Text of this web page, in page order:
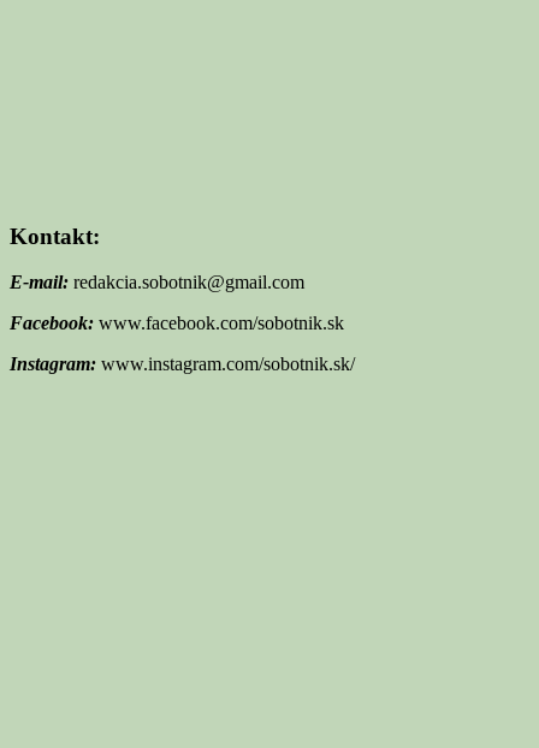
Kontakt:
E-mail: redakcia.sobotnik@gmail.com
Facebook: www.facebook.com/sobotnik.sk
Instagram: www.instagram.com/sobotnik.sk/